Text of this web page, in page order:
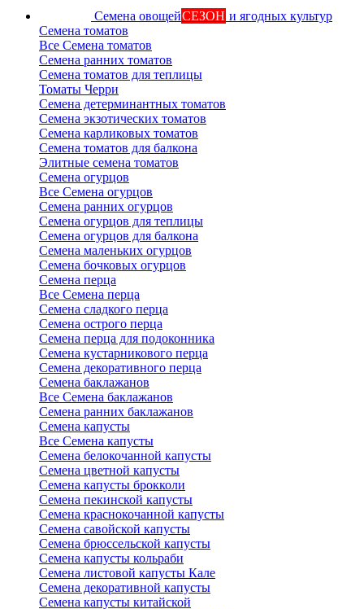
Семена овощейСЕЗОН и ягодных культур
Семена томатов
Все Семена томатов
Семена ранних томатов
Семена томатов для теплицы
Томаты Черри
Семена детерминантных томатов
Семена экзотических томатов
Семена карликовых томатов
Семена томатов для балкона
Элитные семена томатов
Семена огурцов
Все Семена огурцов
Семена ранних огурцов
Семена огурцов для теплицы
Семена огурцов для балкона
Семена маленьких огурцов
Семена бочковых огурцов
Семена перца
Все Семена перца
Семена сладкого перца
Семена острого перца
Семена перца для подоконника
Семена кустарникового перца
Семена декоративного перца
Семена баклажанов
Все Семена баклажанов
Семена ранних баклажанов
Семена капусты
Все Семена капусты
Семена белокочанной капусты
Семена цветной капусты
Семена капусты брокколи
Семена пекинской капусты
Семена краснокочанной капусты
Семена савойской капусты
Семена брюссельской капусты
Семена капусты кольраби
Семена листовой капусты Кале
Семена декоративной капусты
Семена капусты китайской